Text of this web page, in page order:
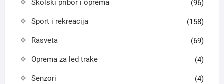
Školski pribor i oprema (96)
Sport i rekreacija (158)
Rasveta (69)
Oprema za led trake (4)
Senzori (4)